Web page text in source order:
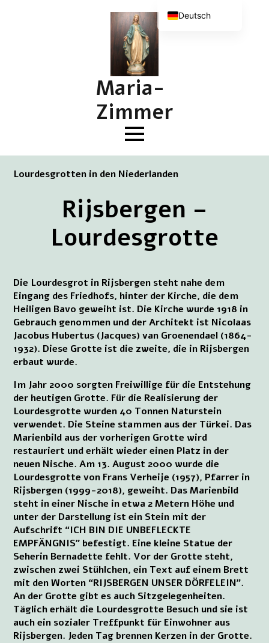
Maria-
Zimmer
Lourdesgrotten in den Niederlanden
Rijsbergen –
Lourdesgrotte
Die Lourdesgrot in Rijsbergen steht nahe dem
Eingang des Friedhofs, hinter der Kirche, die dem
Heiligen Bavo geweiht ist. Die Kirche wurde 1918 in
Gebrauch genommen und der Architekt ist Nicolaas
Jacobus Hubertus (Jacques) van Groenendael (1864-
1932). Diese Grotte ist die zweite, die in Rijsbergen
erbaut wurde.
Im Jahr 2000 sorgten Freiwillige für die Entstehung
der heutigen Grotte. Für die Realisierung der
Lourdesgrotte wurden 40 Tonnen Naturstein
verwendet. Die Steine stammen aus der Türkei. Das
Marienbild aus der vorherigen Grotte wird
restauriert und erhält wieder einen Platz in der
neuen Nische. Am 13. August 2000 wurde die
Lourdesgrotte von Frans Verheije (1957), Pfarrer in
Rijsbergen (1999-2018), geweiht. Das Marienbild
steht in einer Nische in etwa 2 Metern Höhe und
unter der Darstellung ist ein Stein mit der
Aufschrift “ICH BIN DIE UNBEFLECKTE
EMPFÄNGNIS” befestigt. Eine kleine Statue der
Seherin Bernadette fehlt. Vor der Grotte steht,
zwischen zwei Stühlchen, ein Text auf einem Brett
mit den Worten “RIJSBERGEN UNSER DÖRFELEIN”.
An der Grotte gibt es auch Sitzgelegenheiten.
Täglich erhält die Lourdesgrotte Besuch und sie ist
auch ein sozialer Treffpunkt für Einwohner aus
Rijsbergen. Jeden Tag brennen Kerzen in der Grotte.
Deutsch